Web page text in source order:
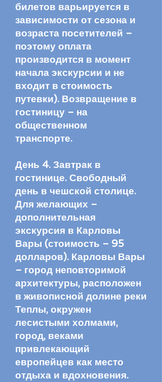
билетов варьируется в
зависимости от сезона и
возраста посетителей –
поэтому оплата
производится в момент
начала экскурсии и не
входит в стоимость
путевки). Возвращение в
гостиницу – на
общественном
транспорте.
День 4. Завтрак в
гостинице. Свободный
день в чешской столице.
Для желающих –
дополнительная
экскурсия в Карловы
Вары (стоимость – 95
долларов). Карловы Вары
– город неповторимой
архитектуры, расположен
в живописной долине реки
Теплы, окружен
лесистыми холмами,
город, веками
привлекающий
европейцев как место
отдыха и вдохновения.